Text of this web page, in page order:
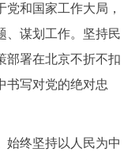
和国家工作大局，
、谋划工作。坚持民
部署在北京不折不扣
书写对党的绝对忠
终坚持以人民为中